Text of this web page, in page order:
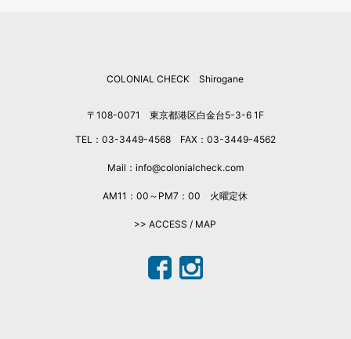
COLONIAL CHECK Shirogane
〒108-0071 東京都港区白金台5-3-6 1F
TEL：03-3449-4568 FAX：03-3449-4562
Mail：info@colonialcheck.com
AM11：00～PM7：00 火曜定休
>> ACCESS / MAP